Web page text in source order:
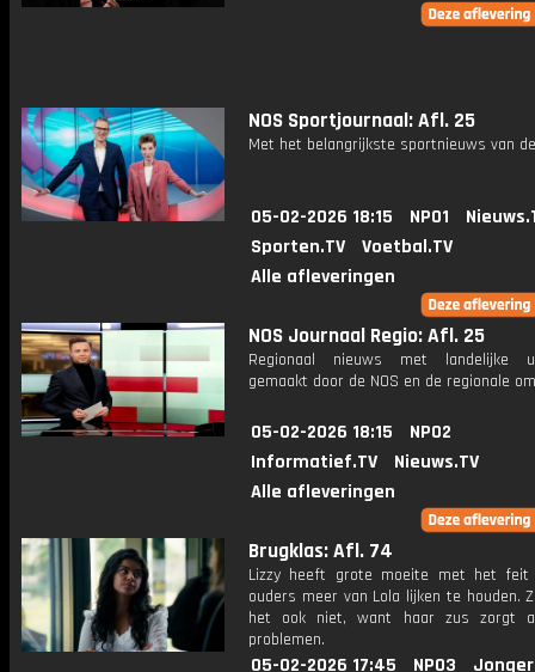
NOS Sportjournaal: Afl. 25
Met het belangrijkste sportnieuws van
05-02-2026 18:15 NPO1
Sporten.TV
Voetbal.TV
Alle afleveringen
NOS Journaal Regio: Afl. 25
Regionaal nieuws met landelijke
gemaakt door de NOS en de regionale
05-02-2026 18:15
NPO2
Informatief.TV
Nieuws.TV
Alle afleveringen
Brugklas: Afl. 74
Lizzy heeft grote moeite met het
ouders meer van Lola lijken te houden.
het ook niet, want haar zus zorgt
problemen.
05-02-2026 17:45 NPO3